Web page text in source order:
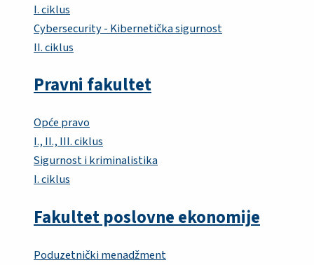
I. ciklus
Cybersecurity - Kibernetička sigurnost
II. ciklus
Pravni fakultet
Opće pravo
I., II., III. ciklus
Sigurnost i kriminalistika
I. ciklus
Fakultet poslovne ekonomije
Poduzetnički menadžment